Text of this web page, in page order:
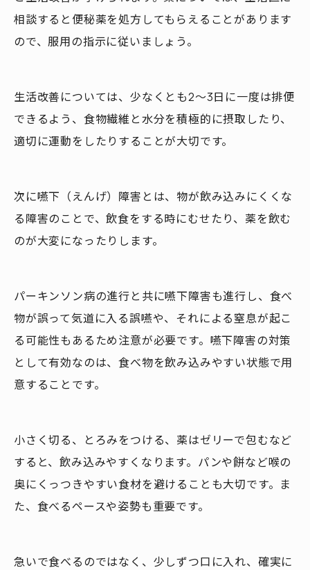
相談すると便秘薬を処方してもらえることがあります
ので、服用の指示に従いましょう。
生活改善については、少なくとも2～3日に一度は排便
できるよう、食物繊維と水分を積極的に摂取したり、
適切に運動をしたりすることが大切です。
次に嚥下（えんげ）障害とは、物が飲み込みにくくな
る障害のことで、飲食をする時にむせたり、薬を飲む
のが大変になったりします。
パーキンソン病の進行と共に嚥下障害も進行し、食べ
物が誤って気道に入る誤嚥や、それによる窒息が起こ
る可能性もあるため注意が必要です。嚥下障害の対策
として有効なのは、食べ物を飲み込みやすい状態で用
意することです。
小さく切る、とろみをつける、薬はゼリーで包むなど
すると、飲み込みやすくなります。パンや餅など喉の
奥にくっつきやすい食材を避けることも大切です。ま
た、食べるペースや姿勢も重要です。
急いで食べるのではなく、少しずつ口に入れ、確実に